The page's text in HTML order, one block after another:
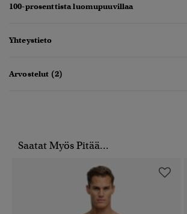
100-prosenttista luomupuuvillaa
Yhteystieto
Arvostelut (2)
Saatat Myös Pitää...